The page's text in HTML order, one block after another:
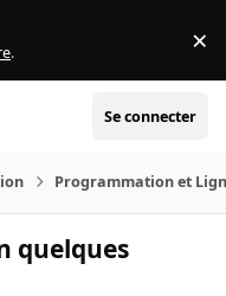
. ×
Se connecter
Programmation et
quelques